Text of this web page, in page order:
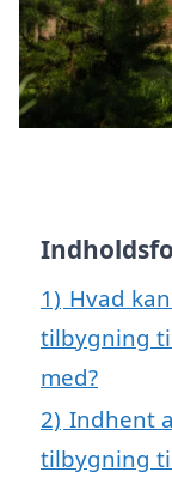
1) Hvad
tilbygning
med?
2) Indhent
tilbygning